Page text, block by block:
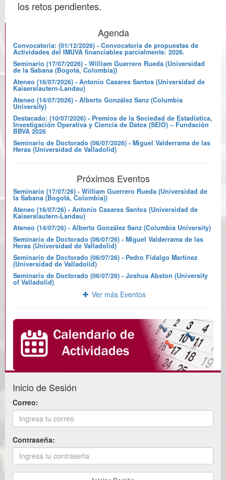
Agenda
Convocatoria: (01/12/2026) - Convocatoria de propuestas de
Actividades del IMUVA financiables parcialmente. 2026.
Seminario (17/07/2026) - William Guerrero Rueda (Universidad
de la Sabana (Bogotá, Colombia))
Ateneo (16/07/2026) - Antonio Casares Santos (Universidad de
Kaiserslautern-Landau)
Ateneo (14/07/2026) - Alberto González Sanz (Columbia
University)
Destacado: (10/07/2026) - Premios de la Sociedad de Estadística,
Investigación Operativa y Ciencia de Datos (SEIO) – Fundación
BBVA 2026
Seminario de Doctorado (06/07/2026) - Miguel Valderrama de las
Heras (Universidad de Valladolid)
Próximos Eventos
Seminario (17/07/26) - William Guerrero Rueda (Universidad de
la Sabana (Bogotá, Colombia))
Ateneo (16/07/26) - Antonio Casares Santos (Universidad de
Kaiserslautern-Landau)
Ateneo (14/07/26) - Alberto González Sanz (Columbia University)
Seminario de Doctorado (06/07/26) - Miguel Valderrama de las
Heras (Universidad de Valladolid)
Seminario de Doctorado (06/07/26) - Pedro Fidalgo Martínez
(Universidad de Valladolid)
Seminario de Doctorado (06/07/26) - Joshua Abston (University
of Valladolid)
Ver más Eventos
Inicio de Sesión
Correo:
Contraseña: